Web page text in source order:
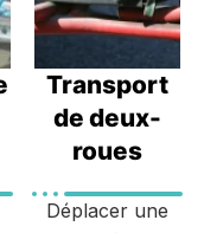
Transport
de deux-
roues
Déplacer une